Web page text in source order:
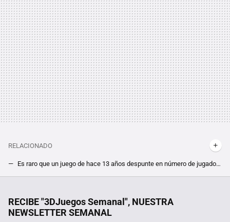
RELACIONADO
Es raro que un juego de hace 13 años despunte en número de jugadores, pero el potente lanzamiento en Steam de Space Marine 2 revive a su precuela
28 autoras para informarse y reflexionar sobre videojuegos
RECIBE "3DJuegos Semanal", NUESTRA
NEWSLETTER SEMANAL